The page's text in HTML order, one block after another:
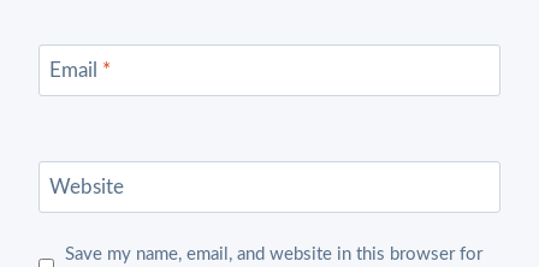
Email *
Website
Save my name, email, and website in this browser for